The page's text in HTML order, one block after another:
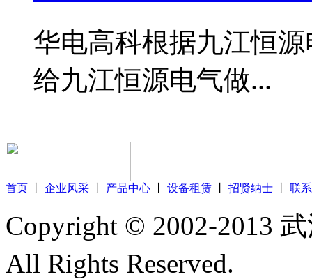
华电高科根据九江恒
给九江恒源电气做...
首页 企业风采 产品中心 设备租赁 招贤纳士 联
Copyright © 2002-2013
All Rights Reserved.